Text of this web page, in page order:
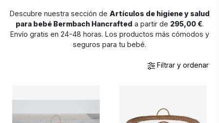
Descubre nuestra sección de Artículos de higiene y salud
para bebé Bermbach Hancrafted a partir de 295,00 €.
Envío gratis en 24-48 horas. Los productos más cómodos y
seguros para tu bebé.
Filtrar y ordenar